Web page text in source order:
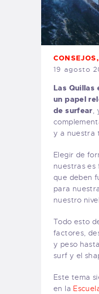
CONSEJOS
19 agosto
Las Quillas
un papel
de surfear,
y a nuestra
Elegir de
nuestras es
que deben
para
nuestro
Todo esto
factores,
y peso
surf y el
Este tema
en la